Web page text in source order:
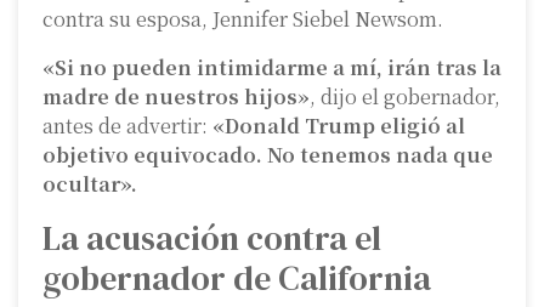
contra su esposa, Jennifer Siebel Newsom.
«Si no pueden intimidarme a mí, irán tras la
madre de nuestros hijos», dijo el gobernador,
antes de advertir: «Donald Trump eligió al
objetivo equivocado. No tenemos nada que
ocultar».
La acusación contra el
gobernador de California